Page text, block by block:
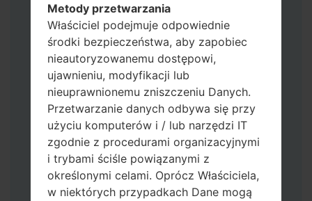
Instrukcje
Metody przetwarzania
Właściciel podejmuje odpowiednie
środki bezpieczeństwa, aby zapobiec
nieautoryzowanemu dostępowi,
ujawnieniu, modyfikacji lub
nieuprawnionemu zniszczeniu Danych.
Przetwarzanie danych odbywa się przy
użyciu komputerów i / lub narzędzi IT
zgodnie z procedurami organizacyjnymi
i trybami ściśle powiązanymi z
określonymi celami. Oprócz Właściciela,
w niektórych przypadkach Dane mogą